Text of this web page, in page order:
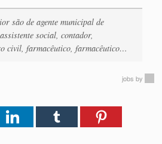
são de agente municipal de
social, contador,
civil, farmacêutico, farmacêutico…
jobs by